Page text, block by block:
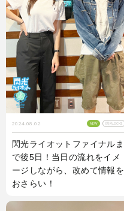
2024.08.02 NEW 閃光LOCKS!
閃光ライオットファイナルま
で後5日！当日の流れをイメ
ージしながら、改めて情報を
おさらい！